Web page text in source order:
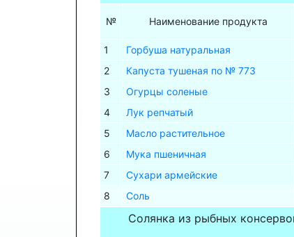
№ Наименование продукта
1
Горбуша натуральная
2
Капуста тушеная по № 773
3
Огурцы соленые
4
Лук репчатый
5
Масло растительное
6
Мука пшеничная
7
Сухари армейские
8
Соль
Солянка из рыбных